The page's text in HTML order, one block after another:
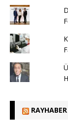
RAYHABER